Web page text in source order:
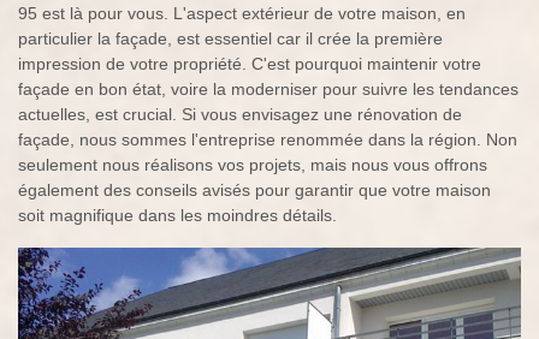
95 est là pour vous. L'aspect extérieur de votre maison, en
particulier la façade, est essentiel car il crée la première
impression de votre propriété. C'est pourquoi maintenir votre
façade en bon état, voire la moderniser pour suivre les tendances
actuelles, est crucial. Si vous envisagez une rénovation de
façade, nous sommes l'entreprise renommée dans la région. Non
seulement nous réalisons vos projets, mais nous vous offrons
également des conseils avisés pour garantir que votre maison
soit magnifique dans les moindres détails.